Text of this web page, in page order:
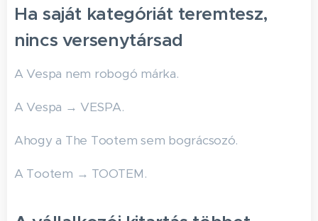
Ha saját kategóriát teremtesz,
nincs versenytársad
A Vespa nem robogó márka.
A Vespa → VESPA.
Ahogy a The Tootem sem bográcsozó.
A Tootem → TOOTEM.